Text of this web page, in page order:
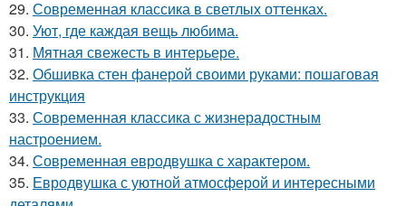
29. Современная классика в светлых оттенках.
30. Уют, где каждая вещь любима.
31. Мятная свежесть в интерьере.
32. Обшивка стен фанерой своими руками: пошаговая
инструкция
33. Современная классика с жизнерадостным
настроением.
34. Современная евродвушка с характером.
35. Евродвушка с уютной атмосферой и интересными